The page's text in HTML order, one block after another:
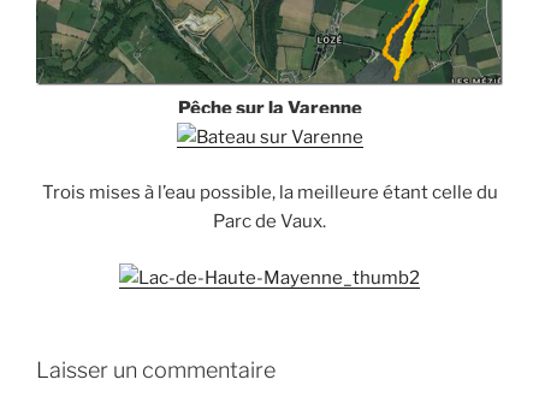
Pêche sur la Varenne
Trois mises à l’eau possible, la meilleure étant celle du
Parc de Vaux.
Laisser un commentaire